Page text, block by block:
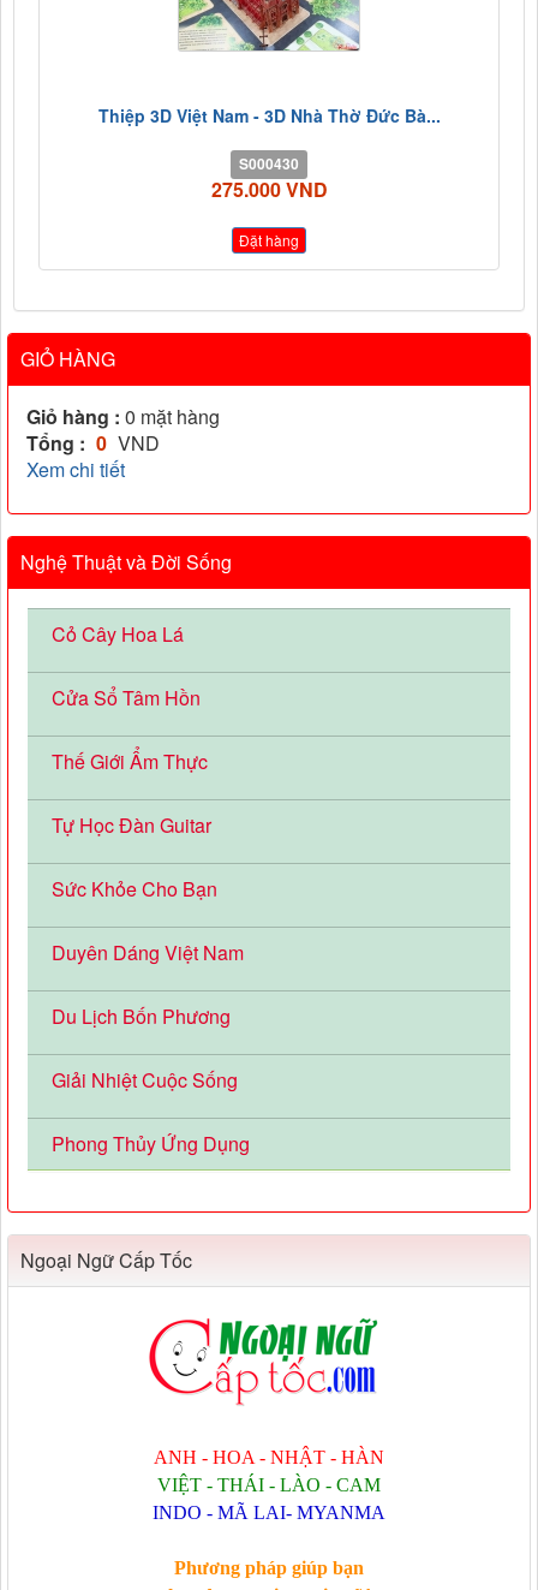
Thiệp 3D Việt Nam - 3D Nhà Thờ Đức Bà...
S000430
275.000 VND
Đặt hàng
GIỎ HÀNG
Giỏ hàng : 0 mặt hàng
Tổng : 0 VND
Xem chi tiết
Nghệ Thuật và Đời Sống
Cỏ Cây Hoa Lá
Cửa Sổ Tâm Hồn
Thế Giới Ẩm Thực
Tự Học Đàn Guitar
Sức Khỏe Cho Bạn
Duyên Dáng Việt Nam
Du Lịch Bốn Phương
Giải Nhiệt Cuộc Sống
Phong Thủy Ứng Dụng
Ngoại Ngữ Cấp Tốc
ANH - HOA - NHẬT - HÀN
VIỆT - THÁI - LÀO - CAM
INDO - MÃ LAI- MYANMA
Phương pháp giúp bạn